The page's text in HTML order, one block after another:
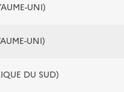
UNI)
UNI)
DU SUD)